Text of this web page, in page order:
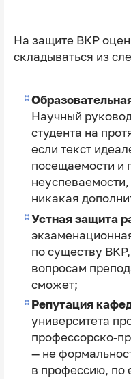
На защите ВКР
складываться из
Научный
студента на
если текст
посещаемости и
никакая
Устная защита
по существу
вопросам
сможет;
Репутация
университета
профессорско-
— не
в профессию, по